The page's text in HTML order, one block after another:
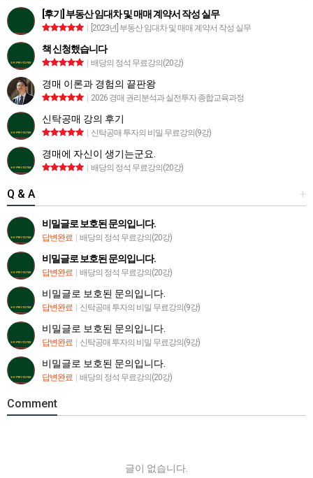
[후기] 부동산 임대차 및 매매 계약서 작성 실무
| [2023년] 부동산 임대차 및 매매 계약서 작성 실무
책 신청했습니다
| 배당의 정석 무료강의(20강)
경매 이론과 경험의 끝판왕
| 2026 경매 권리분석과 실전투자 종합교육과정
신탁공매 강의 후기
| 신탁공매 투자의 비밀 무료강의(9강)
경매에 자신이 생기는군요.
| 배당의 정석 무료강의(20강)
+
Q & A
비밀글로 보호된 문의입니다.
답변완료 | 배당의 정석 무료강의(20강)
비밀글로 보호된 문의입니다.
답변완료 | 배당의 정석 무료강의(20강)
비밀글로 보호된 문의입니다.
답변완료 | 신탁공매 투자의 비밀 무료강의(9강)
비밀글로 보호된 문의입니다.
답변완료 | 신탁공매 투자의 비밀 무료강의(9강)
비밀글로 보호된 문의입니다.
답변완료 | 배당의 정석 무료강의(20강)
Comment
글이 없습니다.